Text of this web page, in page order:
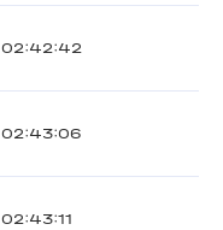
02:42:42
02:43:06
02:43:11